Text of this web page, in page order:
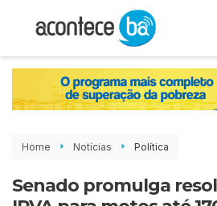
Home Notícias Política
Senado promulga